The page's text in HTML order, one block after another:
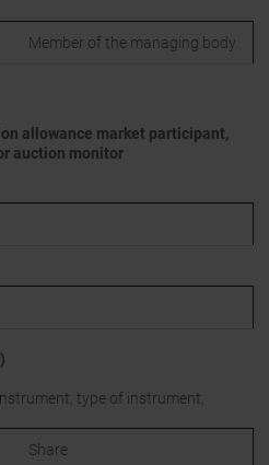
Member of the managing body
allowance market participant,
auction monitor
type of instrument,
Share